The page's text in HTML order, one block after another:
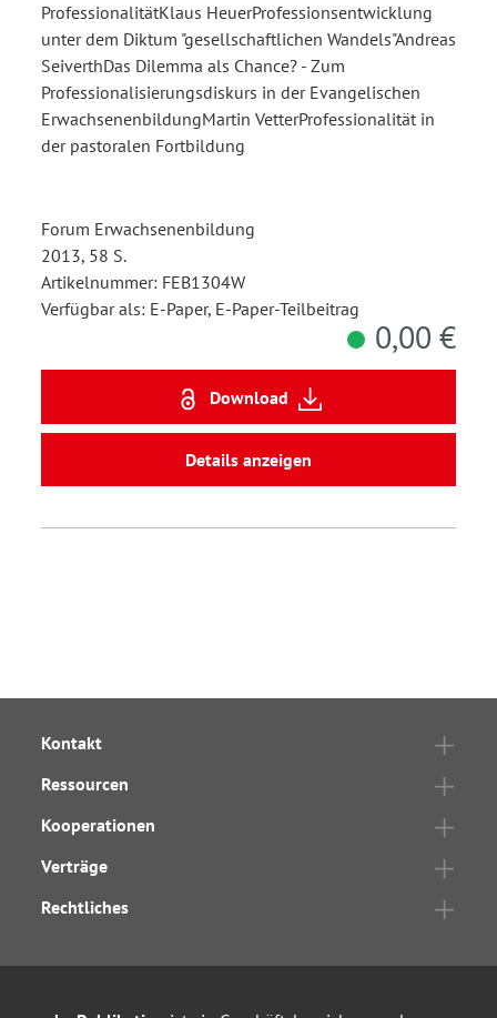
ProfessionalitätKlaus HeuerProfessionsentwicklung
unter dem Diktum "gesellschaftlichen Wandels"Andreas
SeiverthDas Dilemma als Chance? - Zum
Professionalisierungsdiskurs in der Evangelischen
ErwachsenenbildungMartin VetterProfessionalität in
der pastoralen Fortbildung
Forum Erwachsenenbildung
2013, 58 S.
Artikelnummer: FEB1304W
Verfügbar als: E-Paper, E-Paper-Teilbeitrag
0,00 €
Download
Details anzeigen
Kontakt
Ressourcen
Kooperationen
Verträge
Rechtliches